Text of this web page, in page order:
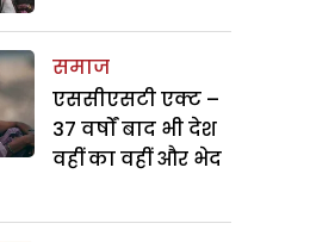
समाज
एससीएसटी एक्ट –
37 वर्षों बाद भी देश
वहीं का वहीं और भेद